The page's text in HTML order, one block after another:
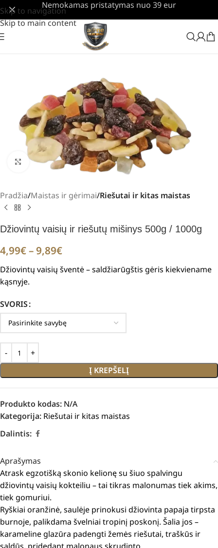
Skip to navigation
Skip to main content
Nemokamas pristatymas nuo 39 eur
Padidinti
Pradžia Maistas ir gėrimai Riešutai ir kitas maistas
Džiovintų vaisių ir riešutų mišinys 500g / 1000g
4,99€–9,89€
Džiovintų vaisių šventė – saldžiarūgštis gėris kiekviename
kąsnyje.
SVORIS
Į KREPŠELĮ
Produkto kodas: N/A
Kategorija: Riešutai ir kitas maistas
Dalintis:
Aprašymas
Atrask egzotišką skonio kelionę su šiuo spalvingu
džiovintų vaisių kokteiliu – tai tikras malonumas tiek akims,
tiek gomuriui.
Ryškiai oranžinė, saulėje prinokusi džiovinta papaja tirpsta
burnoje, palikdama švelniai tropinį poskonį. Šalia jos –
karameline glazūra padengti žemės riešutai, traškūs ir